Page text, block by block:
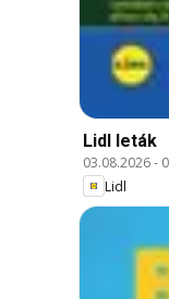
Lidl leták
03.08.2026-
Lidl